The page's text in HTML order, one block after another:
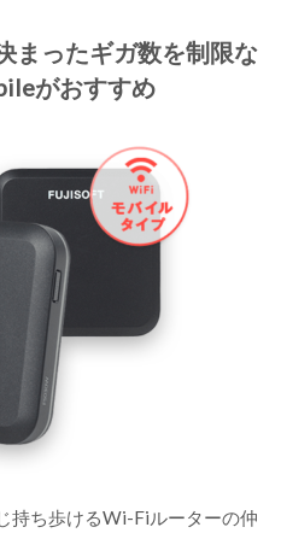
まったギガ数を制限な
がおすすめ
持ち歩けるWi-Fiルーターの仲